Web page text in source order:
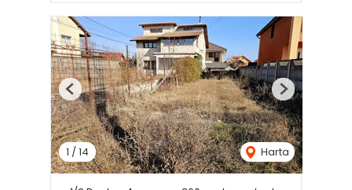
1 /14 Harta
Previous Next